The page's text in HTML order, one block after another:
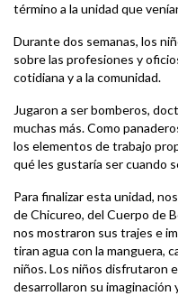
término a la unidad que
Durante dos semanas, los
sobre las profesiones y
cotidiana y a la comunidad.
Jugaron a ser bomberos,
muchas más. Como
los elementos de trabajo
qué les gustaría ser cuando
Para finalizar esta unidad,
de Chicureo, del Cuerpo de
nos mostraron sus trajes e
tiran agua con la manguera,
niños. Los niños disfrutaron
desarrollaron su imaginación